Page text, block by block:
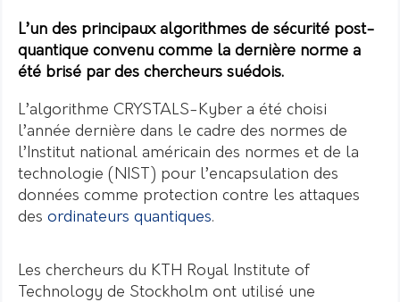
L’un des principaux algorithmes de sécurité post-
quantique convenu comme la dernière norme a
été brisé par des chercheurs suédois.
L’algorithme CRYSTALS-Kyber a été choisi
l’année dernière dans le cadre des normes de
l’Institut national américain des normes et de la
technologie (NIST) pour l’encapsulation des
données comme protection contre les attaques
des ordinateurs quantiques.
Les chercheurs du KTH Royal Institute of
Technology de Stockholm ont utilisé une